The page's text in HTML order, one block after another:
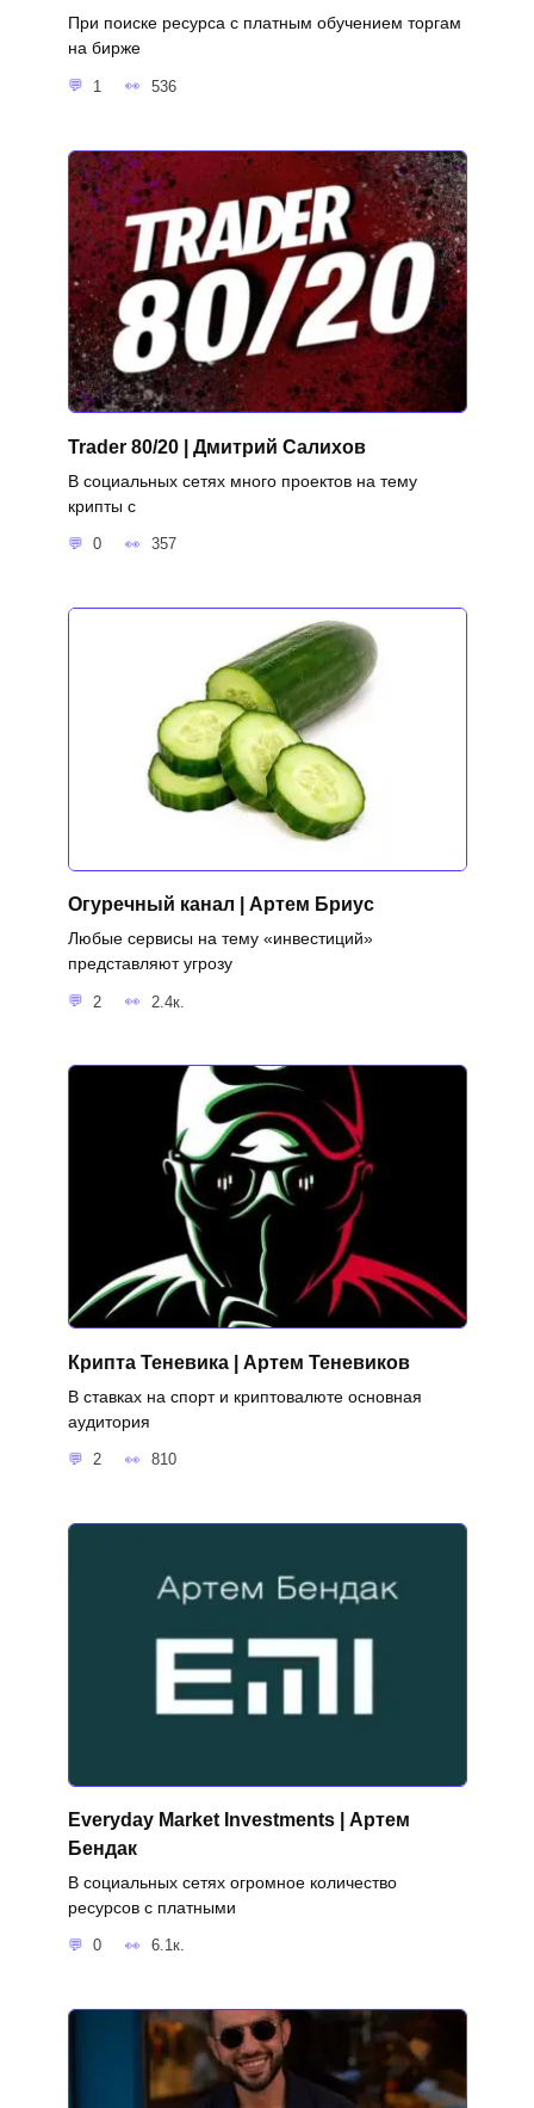
При поиске ресурса с платным обучением торгам
на бирже
1 536
Trader 80/20 | Дмитрий Салихов
В социальных сетях много проектов на тему
крипты с
0 357
Огуречный канал | Артем Бриус
Любые сервисы на тему «инвестиций»
представляют угрозу
2 2.4к.
Крипта Теневика | Артем Теневиков
В ставках на спорт и криптовалюте основная
аудитория
2 810
Everyday Market Investments | Артем
Бендак
В социальных сетях огромное количество
ресурсов с платными
0 6.1к.